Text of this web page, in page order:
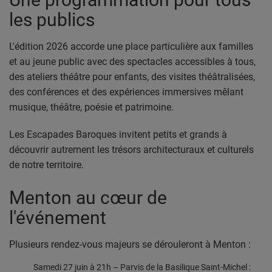
DIRECT STUDIO 1
DIRECT STUDIO 2
DIRECT STUDIO 3
TCHAT
OFFRES D'EMPLOI
FRANCE TRAVAIL MENTON
LA MISSION LOCALE EST 06
les publics
L'édition 2026 accorde une place particulière aux familles
et au jeune public avec des spectacles accessibles à tous,
des ateliers théâtre pour enfants, des visites théâtralisées,
des conférences et des expériences immersives mêlant
musique, théâtre, poésie et patrimoine.
Les Escapades Baroques invitent petits et grands à
découvrir autrement les trésors architecturaux et culturels
de notre territoire.
Menton au cœur de
l'événement
Plusieurs rendez-vous majeurs se dérouleront à Menton :
Samedi 27 juin à 21h – Parvis de la Basilique Saint-Michel :